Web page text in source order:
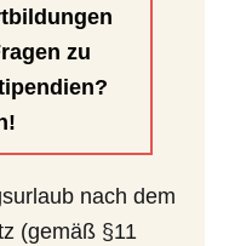
zu
nach dem
(gemäß §11